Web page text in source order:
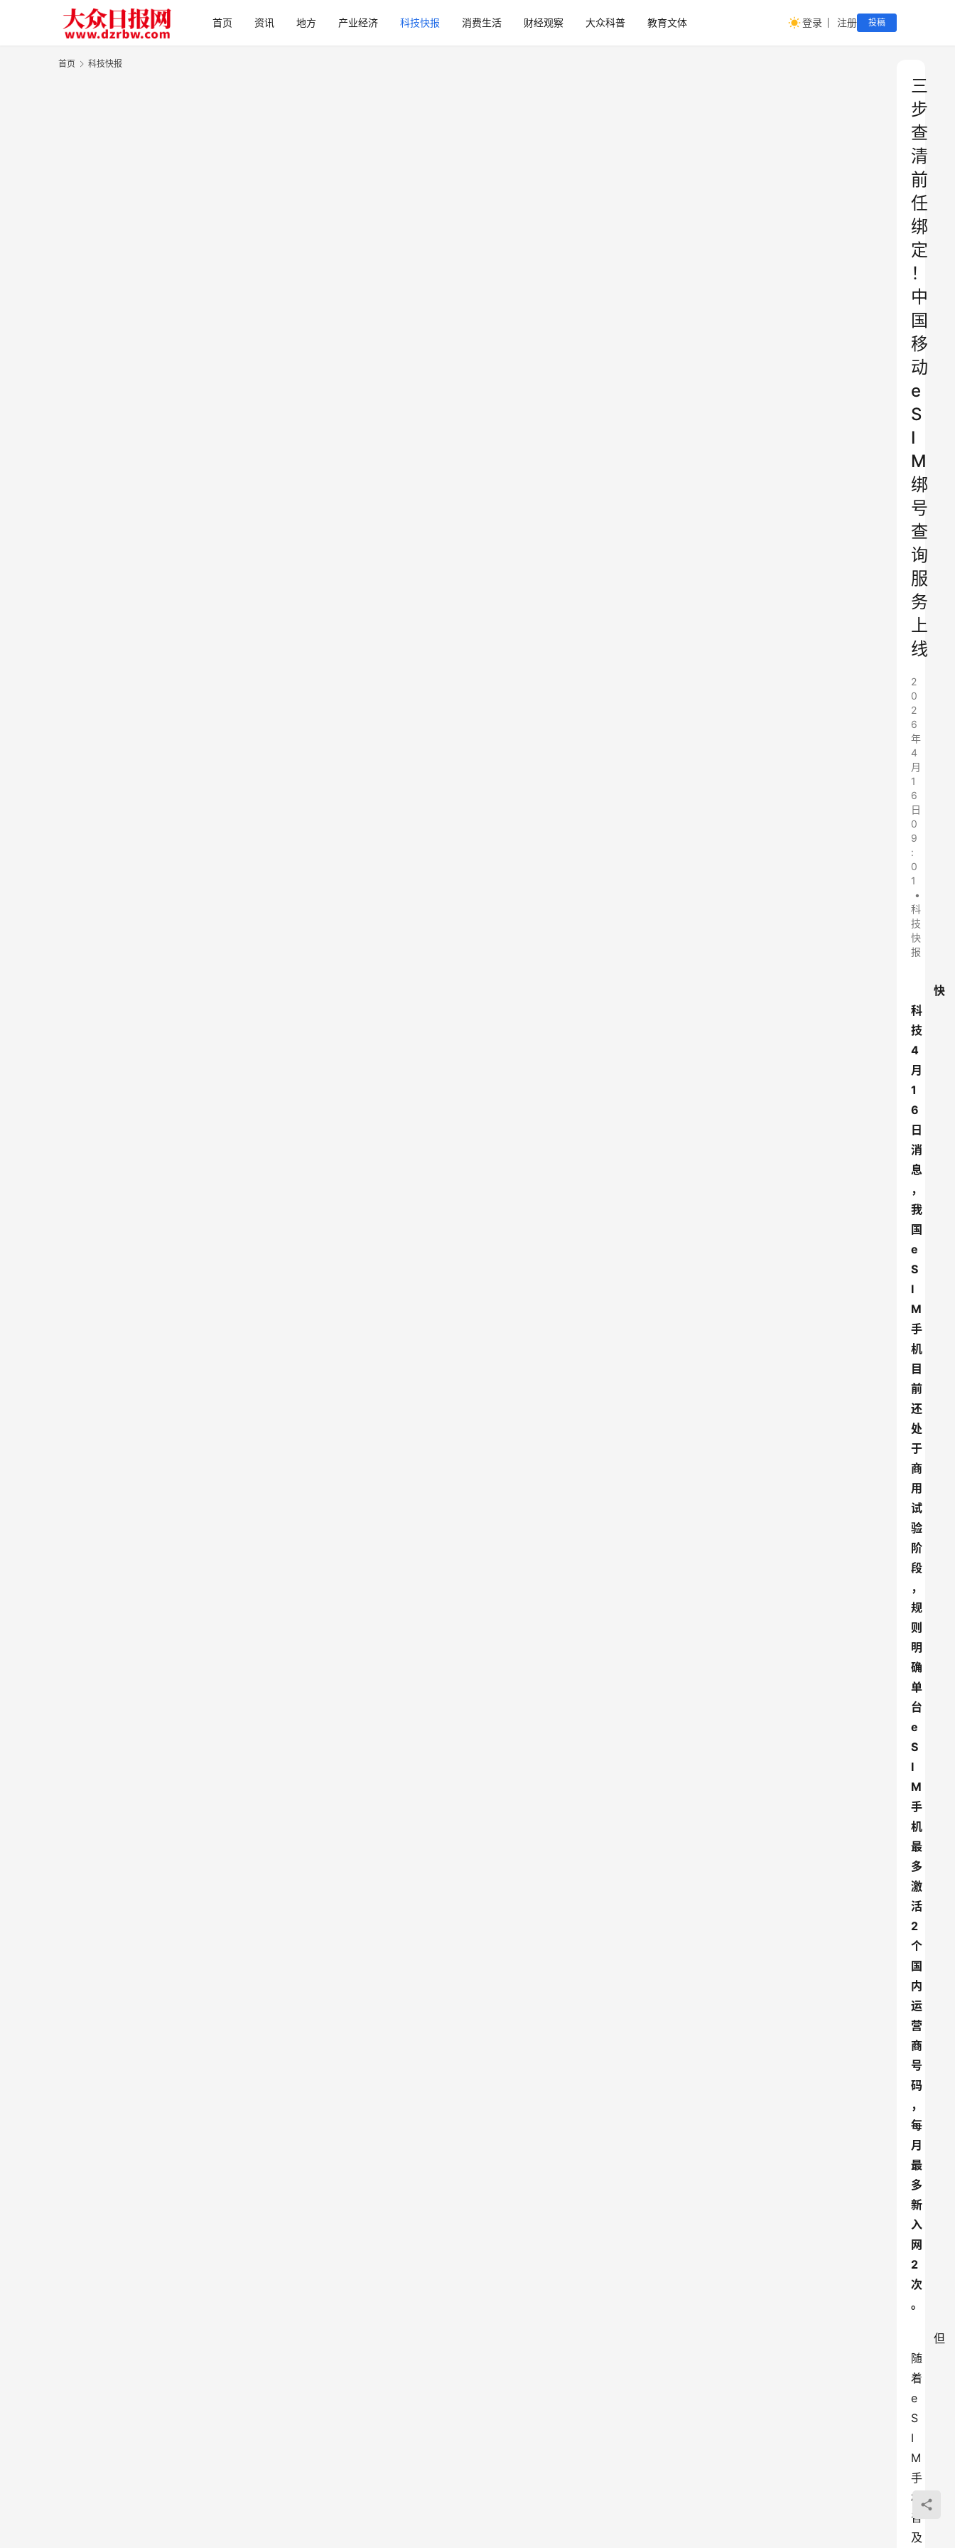
首页 资讯 地方 产业经济 科技快报 消费生活 财经观察 大众科普 教育文体 登录 注册 投稿
首页 科技快报
三
步
查
清
前
任
绑
定
！
中
国
移
动
e
S
I
M
绑
号
查
询
服
务
上
线
2
0
2
6
年
4
月
1
6
日
0
9
:
0
1
•
科
技
快
报
快
科
技
4
月
1
6
日
消
息
，
我
国
e
S
I
M
手
机
目
前
还
处
于
商
用
试
验
阶
段
，
规
则
明
确
单
台
e
S
I
M
手
机
最
多
激
活
2
个
国
内
运
营
商
号
码
，
每
月
最
多
新
入
网
2
次
。
但
随
着
e
S
I
M
手
机
普
及